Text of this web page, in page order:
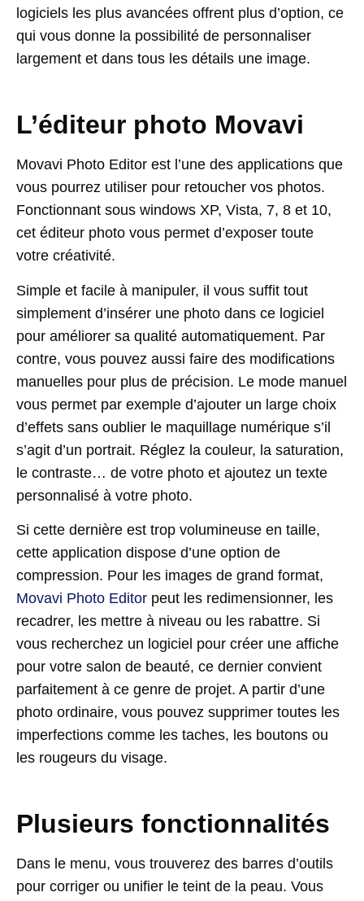
logiciels les plus avancées offrent plus d’option, ce
qui vous donne la possibilité de personnaliser
largement et dans tous les détails une image.
L’éditeur photo Movavi
Movavi Photo Editor est l’une des applications que
vous pourrez utiliser pour retoucher vos photos.
Fonctionnant sous windows XP, Vista, 7, 8 et 10,
cet éditeur photo vous permet d’exposer toute
votre créativité.
Simple et facile à manipuler, il vous suffit tout
simplement d’insérer une photo dans ce logiciel
pour améliorer sa qualité automatiquement. Par
contre, vous pouvez aussi faire des modifications
manuelles pour plus de précision. Le mode manuel
vous permet par exemple d’ajouter un large choix
d’effets sans oublier le maquillage numérique s’il
s’agit d’un portrait. Réglez la couleur, la saturation,
le contraste… de votre photo et ajoutez un texte
personnalisé à votre photo.
Si cette dernière est trop volumineuse en taille,
cette application dispose d’une option de
compression. Pour les images de grand format,
Movavi Photo Editor peut les redimensionner, les
recadrer, les mettre à niveau ou les rabattre. Si
vous recherchez un logiciel pour créer une affiche
pour votre salon de beauté, ce dernier convient
parfaitement à ce genre de projet. A partir d’une
photo ordinaire, vous pouvez supprimer toutes les
imperfections comme les taches, les boutons ou
les rougeurs du visage.
Plusieurs fonctionnalités
Dans le menu, vous trouverez des barres d’outils
pour corriger ou unifier le teint de la peau. Vous